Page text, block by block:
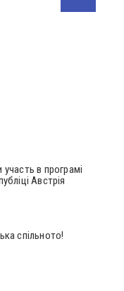
в програмі
Австрія
спільното!